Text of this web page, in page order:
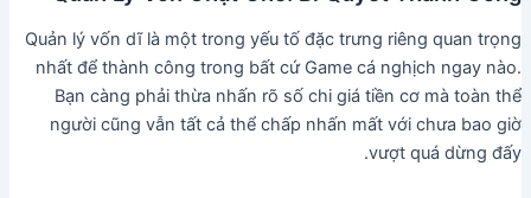
Quản lý vốn dĩ là một trong yếu tố đặc trưng riêng quan trọng
nhất để thành công trong bất cứ Game cá nghịch ngay nào.
Bạn càng phải thừa nhấn rõ số chi giá tiền cơ mà toàn thể
người cũng vẫn tất cả thể chấp nhấn mất với chưa bao giờ
vượt quá dừng đấy.